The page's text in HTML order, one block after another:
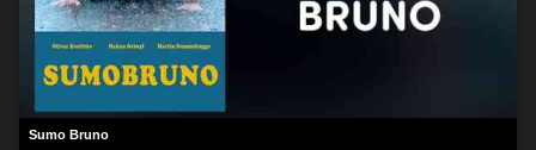
Sumo Bruno